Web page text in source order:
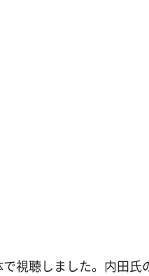
視聴しました。内田氏